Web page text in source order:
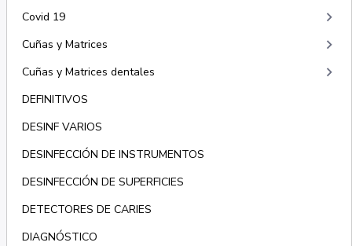
Covid 19 keyboard_arrow_right
Cuñas y Matrices keyboard_arrow_right
Cuñas y Matrices dentales keyboard_arrow_right
DEFINITIVOS
DESINF VARIOS
DESINFECCIÓN DE INSTRUMENTOS
DESINFECCIÓN DE SUPERFICIES
DETECTORES DE CARIES
DIAGNÓSTICO